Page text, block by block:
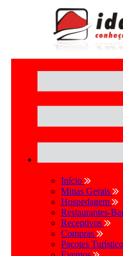
Início
Minas Gerais
Hospedagem
Restaurantes-
Receptivos
Compras
Pacotes